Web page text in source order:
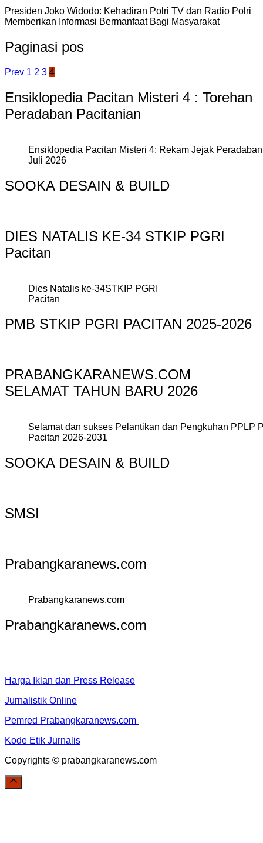
Presiden Joko Widodo: Kehadiran Polri TV dan Radio Polri
Memberikan Informasi Bermanfaat Bagi Masyarakat
Paginasi pos
Prev 1 2 3 4
Ensiklopedia Pacitan Misteri 4 : Torehan
Peradaban Pacitanian
Ensiklopedia Pacitan Misteri 4: Rekam Jejak
Juli 2026
SOOKA DESAIN & BUILD
DIES NATALIS KE-34 STKIP PGRI
Pacitan
Dies Natalis ke-34STKIP PGRI
Pacitan
PMB STKIP PGRI PACITAN 2025-2026
PRABANGKARANEWS.COM
SELAMAT TAHUN BARU 2026
Selamat dan sukses Pelantikan dan Pengkuhan PPLP
Pacitan 2026-2031
SOOKA DESAIN & BUILD
SMSI
Prabangkaranews.com
Prabangkaranews.com
Prabangkaranews.com
Harga Iklan dan Press Release
Jurnalistik Online
Pemred Prabangkaranews.com
Kode Etik Jurnalis
Copyrights © prabangkaranews.com